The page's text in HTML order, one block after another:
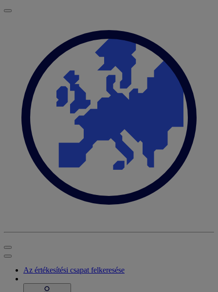
Az értékesítési csapat felkeresése